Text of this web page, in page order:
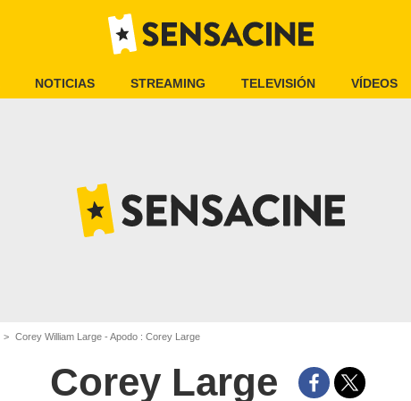
NOTICIAS STREAMING TELEVISIÓN VÍDEOS
Corey William Large - Apodo : Corey Large
Corey Large